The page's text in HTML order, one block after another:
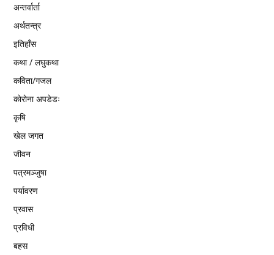
अन्तर्वार्ता
अर्थतन्त्र
इतिहाँस
कथा / लघुकथा
कविता/गजल
काेराेना अपडेडः
कृषि
खेल जगत
जीवन
पत्रमञ्जुषा
पर्यावरण
प्रवास
प्रविधी
बहस